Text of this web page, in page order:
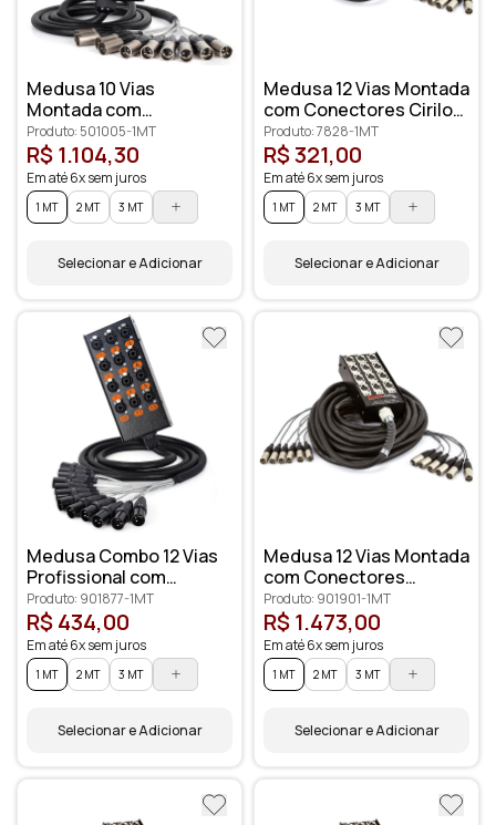
Medusa 10 Vias
Montada com
Conectores Amphenol
Produto: 501005-1MT
R$ 1.104,30
Em até 6x sem juros
1 MT 2 MT 3 MT
Selecionar e Adicionar
Medusa 12 Vias Montada
com Conectores Cirilo
Cabos
Produto: 7828-1MT
R$ 321,00
Em até 6x sem juros
1 MT 2 MT 3 MT
Selecionar e Adicionar
Medusa Combo 12 Vias
Profissional com
Conectores XLR
Anilhados
Produto: 901877-1MT
R$ 434,00
Em até 6x sem juros
1 MT 2 MT 3 MT
Selecionar e Adicionar
Medusa 12 Vias Montada
com Conectores
Profissionais
Produto: 901901-1MT
R$ 1.473,00
Em até 6x sem juros
1 MT 2 MT 3 MT
Selecionar e Adicionar